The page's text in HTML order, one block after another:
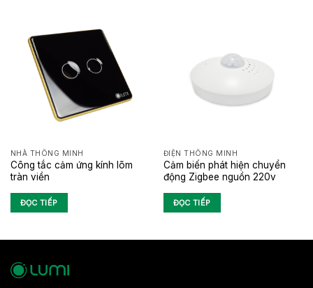
NHÀ THÔNG MINH
Công tắc cảm ứng kính lõm
tràn viền
ĐỌC TIẾP
ĐIỆN THÔNG MINH
Cảm biến phát hiện chuyển
động Zigbee nguồn 220v
ĐỌC TIẾP